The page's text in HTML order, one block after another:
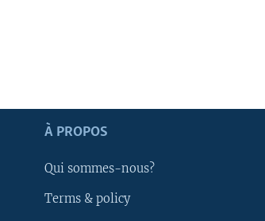
SUIVEZ-NOUS
À PROPOS
Qui sommes-nous?
Terms & policy